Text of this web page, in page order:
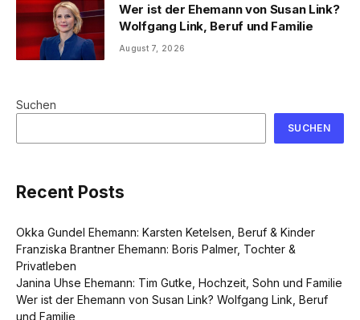
Wer ist der Ehemann von Susan Link?
Wolfgang Link, Beruf und Familie
August 7, 2026
Suchen
SUCHEN
Recent Posts
Okka Gundel Ehemann: Karsten Ketelsen, Beruf & Kinder
Franziska Brantner Ehemann: Boris Palmer, Tochter &
Privatleben
Janina Uhse Ehemann: Tim Gutke, Hochzeit, Sohn und Familie
Wer ist der Ehemann von Susan Link? Wolfgang Link, Beruf
und Familie